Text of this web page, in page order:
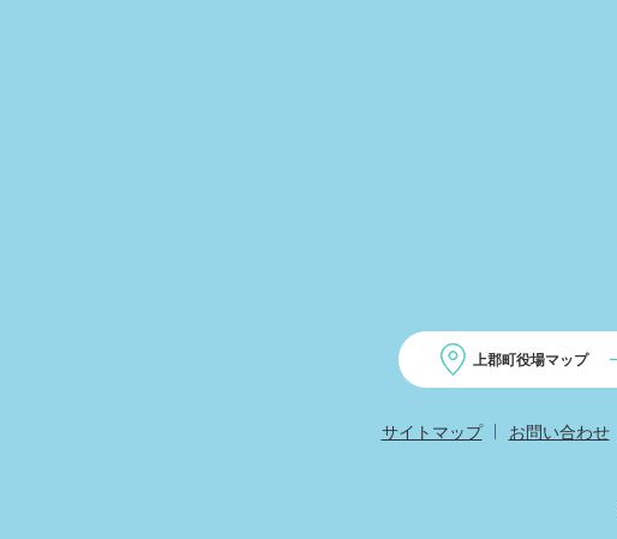
上郡町役場マップ
サイトマップ お問い合わせ